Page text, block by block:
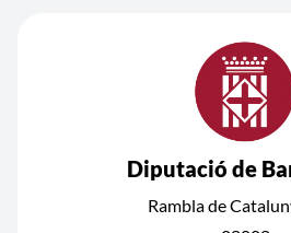
Diputació de
Rambla de